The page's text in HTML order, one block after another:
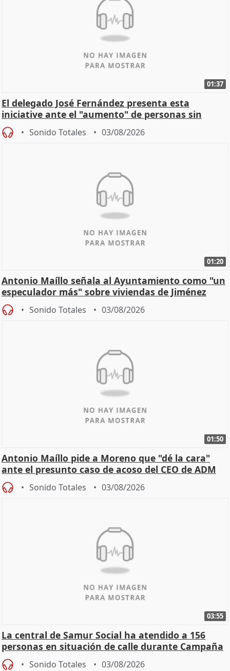
01:37
El delegado José Fernández presenta esta
iniciative ante el "aumento" de personas sin
hogar en Madri
Sonido Totales 03/08/2026
01:20
Antonio Maíllo señala al Ayuntamiento como "un
especulador más" sobre viviendas de Jiménez
Becerril
Sonido Totales 03/08/2026
01:50
Antonio Maíllo pide a Moreno que "dé la cara"
ante el presunto caso de acoso del CEO de ADM
Sonido Totales 03/08/2026
03:55
La central de Samur Social ha atendido a 156
personas en situación de calle durante Campaña
de Calor
Sonido Totales 03/08/2026